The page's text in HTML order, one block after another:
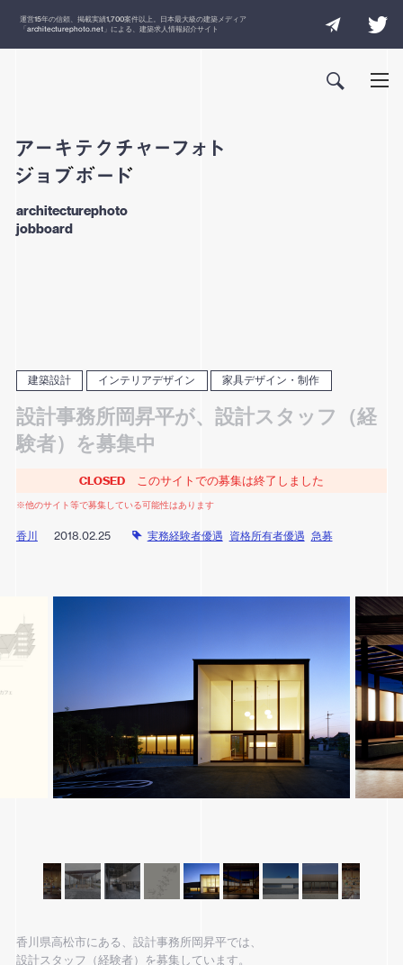
運営15年の信頼、掲載実績1,700案件以上。日本最大級の建築メディア
「architecturephoto.net 」による、建築求人情報紹介サイト
architecturephoto
jobboard
建築設計 インテリアデザイン 家具デザイン・制作
設計事務所岡昇平が、設計スタッフ（経
験者）を募集中
CLOSED このサイトでの募集は終了しました
※他のサイト等で募集している可能性はあります
香川 2018.02.25 実務経験者優遇 資格所有者優遇 急募
香川県高松市にある、設計事務所岡昇平では、
設計スタッフ（経験者）を募集しています。